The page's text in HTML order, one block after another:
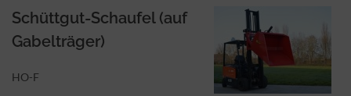
Schüttgut-Schaufel (auf
Gabelträger)
HO-F